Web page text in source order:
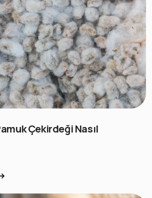
Çekirdeği Nasıl